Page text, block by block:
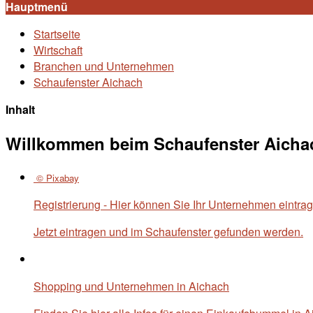
Hauptmenü
Startseite
Wirtschaft
Branchen und Unternehmen
Schaufenster Aichach
Inhalt
Willkommen beim Schaufenster
© Pixabay
Registrierung - Hier können Sie Ihr Unternehmen
Jetzt eintragen und im Schaufenster gefunden werden.
Shopping und Unternehmen in Aichach